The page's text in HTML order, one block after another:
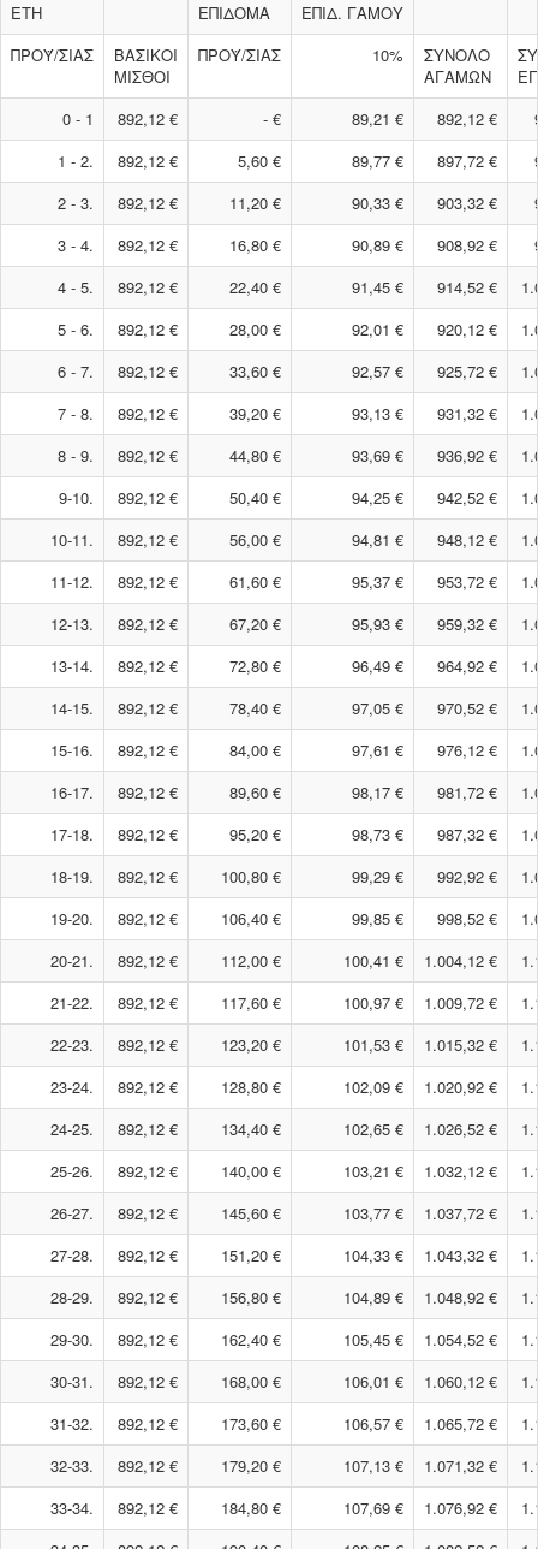
ΕΤΗ
ΕΠΙΔΟΜΑ
ΕΠΙΔ. ΓΑΜΟΥ
ΠΡΟΫ/ΣΙΑΣ
ΒΑΣΙΚΟΙ
ΜΙΣΘΟΙ
ΠΡΟΫ/ΣΙΑΣ 10%
ΣΥΝΟΛΟ
ΑΓΑΜΩΝ
0 - 1
892,12 € - € 89,21 € 892,12 €
1 - 2.
892,12 € 5,60 € 89,77 € 897,72 €
2 - 3.
892,12 € 11,20 € 90,33 € 903,32 €
3 - 4.
892,12 € 16,80 € 90,89 € 908,92 €
4 - 5.
892,12 € 22,40 € 91,45 € 914,52 €
5 - 6.
892,12 € 28,00 € 92,01 € 920,12 €
6 - 7.
892,12 € 33,60 € 92,57 € 925,72 €
7 - 8.
892,12 € 39,20 € 93,13 € 931,32 €
8 - 9.
892,12 € 44,80 € 93,69 € 936,92 €
9-10.
892,12 € 50,40 € 94,25 € 942,52 €
10-11.
892,12 € 56,00 € 94,81 € 948,12 €
11-12.
892,12 € 61,60 € 95,37 € 953,72 €
12-13.
892,12 € 67,20 € 95,93 € 959,32 €
13-14.
892,12 € 72,80 € 96,49 € 964,92 €
14-15.
892,12 € 78,40 € 97,05 € 970,52 €
15-16.
892,12 € 84,00 € 97,61 € 976,12 €
16-17.
892,12 € 89,60 € 98,17 € 981,72 €
17-18.
892,12 € 95,20 € 98,73 € 987,32 €
18-19.
892,12 € 100,80 € 99,29 € 992,92 €
19-20.
892,12 € 106,40 € 99,85 € 998,52 €
20-21.
892,12 € 112,00 € 100,41 € 1.004,12 €
21-22.
892,12 € 117,60 € 100,97 € 1.009,72 €
22-23.
892,12 € 123,20 € 101,53 € 1.015,32 €
23-24.
892,12 € 128,80 € 102,09 € 1.020,92 €
24-25.
892,12 € 134,40 € 102,65 € 1.026,52 €
25-26.
892,12 € 140,00 € 103,21 € 1.032,12 €
26-27.
892,12 € 145,60 € 103,77 € 1.037,72 €
27-28.
892,12 € 151,20 € 104,33 € 1.043,32 €
28-29.
892,12 € 156,80 € 104,89 € 1.048,92 €
29-30.
892,12 € 162,40 € 105,45 € 1.054,52 €
30-31.
892,12 € 168,00 € 106,01 € 1.060,12 €
31-32.
892,12 € 173,60 € 106,57 € 1.065,72 €
32-33.
892,12 € 179,20 € 107,13 € 1.071,32 €
33-34.
892,12 € 184,80 € 107,69 € 1.076,92 €